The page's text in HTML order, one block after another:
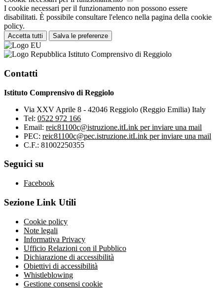
I cookie necessari per il funzionamento non possono essere
disabilitati. È possibile consultare l'elenco nella pagina della cookie
policy.
Accetta tutti Salva le preferenze
Istituto Comprensivo di Reggiolo
Contatti
Istituto Comprensivo di Reggiolo
Via XXV Aprile 8 - 42046 Reggiolo (Reggio Emilia) Italy
Tel: 0522 972 166
Email: reic81100c@istruzione.itLink per inviare una mail
PEC: reic81100c@pec.istruzione.itLink per inviare una mail
C.F.: 81002250355
Seguici su
Facebook
Sezione Link Utili
Cookie policy
Note legali
Informativa Privacy
Ufficio Relazioni con il Pubblico
Dichiarazione di accessibilità
Obiettivi di accessibilità
Whistleblowing
Gestione consensi cookie